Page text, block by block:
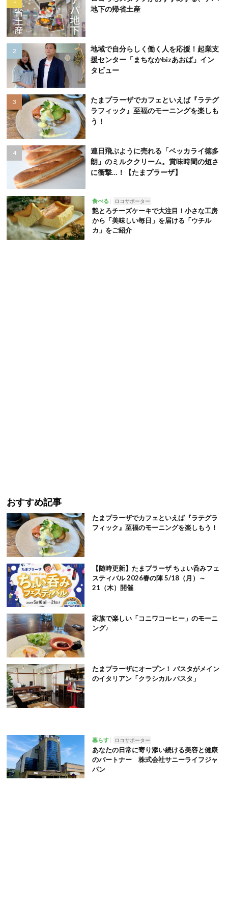
地下の帰省土産
地域で自分らしく働く人を応援！起業支
援センター「まちなかbizあおば」イン
タビュー
たまプラーザでカフェといえば『ラテグ
ラフィック』至福のモーニングを楽しも
う！
連日飛ぶように売れる「ベッカライ徳多
朗」のミルククリーム。賞味時間の短さ
に衝撃…！【たまプラーザ】
食べる ロコサポーター
艶とろチーズケーキで大注目！小さな工房
から「美味しい毎日」を届ける「ウチル
カ」をご紹介
おすすめ記事
たまプラーザでカフェといえば『ラテグラ
フィック』至福のモーニングを楽しもう！
【随時更新】たまプラーザ ちょい呑みフェ
スティバル 2026春の陣 5/18（月）～
21（木）開催
家族で楽しい「コニワコーヒー」のモーニ
ング♪
たまプラーザにオープン！ パスタがメイン
のイタリアン「クラシカル パスタ」
暮らす ロコサポーター
あなたの日常に寄り添い続ける美容と健康
のパートナー 株式会社サニーライフジャ
パン